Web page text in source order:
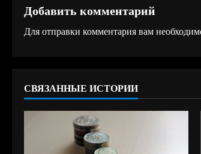
о
и
Добавить комментарий
Для отправки комментария вам
СВЯЗАННЫЕ ИСТОРИИ